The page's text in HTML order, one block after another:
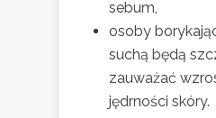
sebum,
osoby
suchą będą
zauważać
jędrności skóry.